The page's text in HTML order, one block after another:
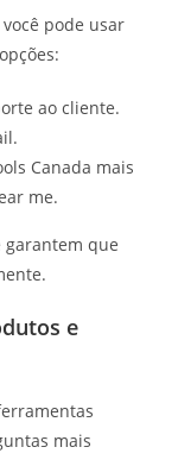
pode usar
ao cliente.
Canada mais
me.
garantem que
e
mais